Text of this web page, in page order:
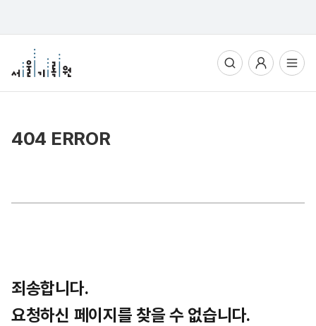
전체메뉴열기
404 ERROR
죄송합니다.
요청하신 페이지를 찾을 수 없습니다.